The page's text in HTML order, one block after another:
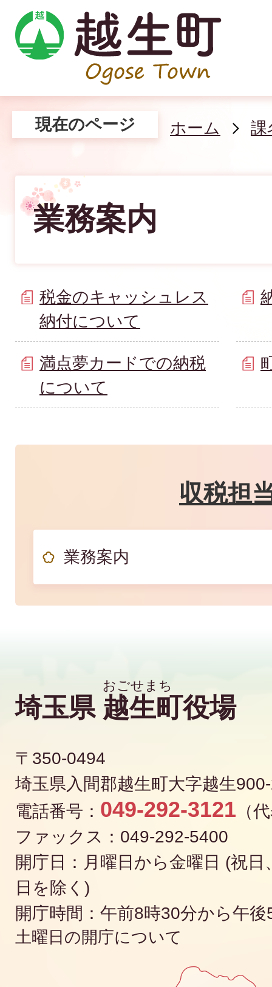
現在のページ ホーム 課
業務案内
税金のキャッシュレス
納付について
満点夢カードでの納税
について
収税担
業務案内
埼玉県 越生町役場
〒350-0494
埼玉県入間郡越生町大字越生
電話番号： 049-292-3121 （
ファックス：049-292-5400
開庁日：月曜日から金曜日 (祝
日を除く)
開庁時間：午前8時30分から午
土曜日の開庁について